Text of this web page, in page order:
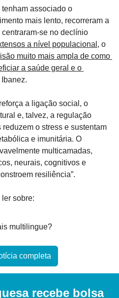
associado o
mais lento, recorreram a
se no declínio
a nível populacional , o
muito mais ampla de como
a saúde geral e o
a ligação social, o
e, talvez, a regulação
o stress e sustentam
e imunitária. O
multicamadas,
neurais, cognitivos e
resiliência”.
sobre:
multilingue?
completa
recebe bolsa